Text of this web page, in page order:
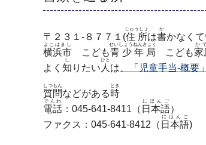
〒２３１-８７７１(住所
じゅうしょ
は書
か
かなく
横浜市
よこはまし
こども青少年局
せいしょうねんきょく
こども家
か
よく 知
し
りたい 人
ひと
は 、「児童手当-概要
質問
しつもん
などがある時
とき
電話
でんわ
：045-641-8411（ 日本語
にほんご
）
ファクス：045-641-8412（ 日本語
にほんご
)